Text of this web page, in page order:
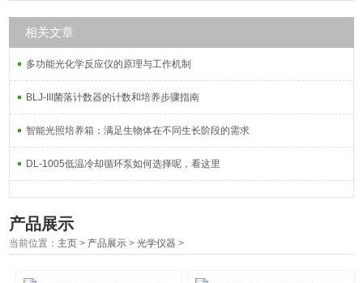
相关文章
多功能光化学反应仪的原理与工作机制
BLJ-III菌落计数器的计数和培养步骤指南
智能光照培养箱：满足生物体在不同生长阶段的需求
DL-1005低温冷却循环泵如何选择呢，看这里
产品展示
当前位置： 主页 > 产品展示 >光学仪器 >